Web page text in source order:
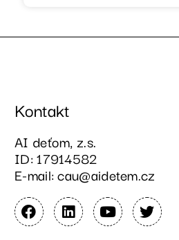
Kontakt
AI deťom, z.s.
ID: 17914582
E-mail: cau@aidetem.cz